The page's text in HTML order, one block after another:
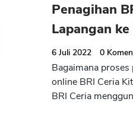
Penagihan
Lapangan ke
6 Juli 2022 0
Bagaimana
online BRI Ceria
BRI Ceria